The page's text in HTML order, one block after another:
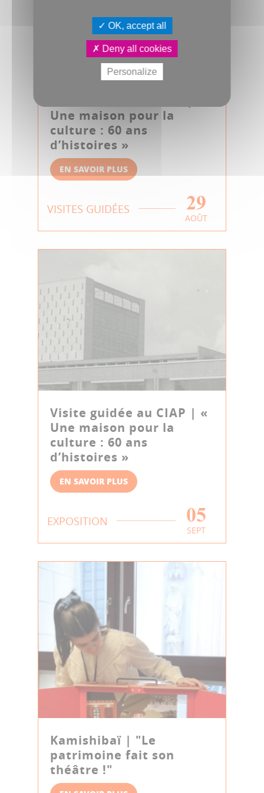
Une maison pour la
culture : 60 ans
d’histoires »
EN SAVOIR PLUS
VISITES GUIDÉES 29
AOÛT
Visite guidée au CIAP | «
Une maison pour la
culture : 60 ans
d’histoires »
EN SAVOIR PLUS
EXPOSITION 05
SEPT
Kamishibaï | "Le
patrimoine fait son
théâtre !"
OK, accept all
Deny all cookies
Personalize